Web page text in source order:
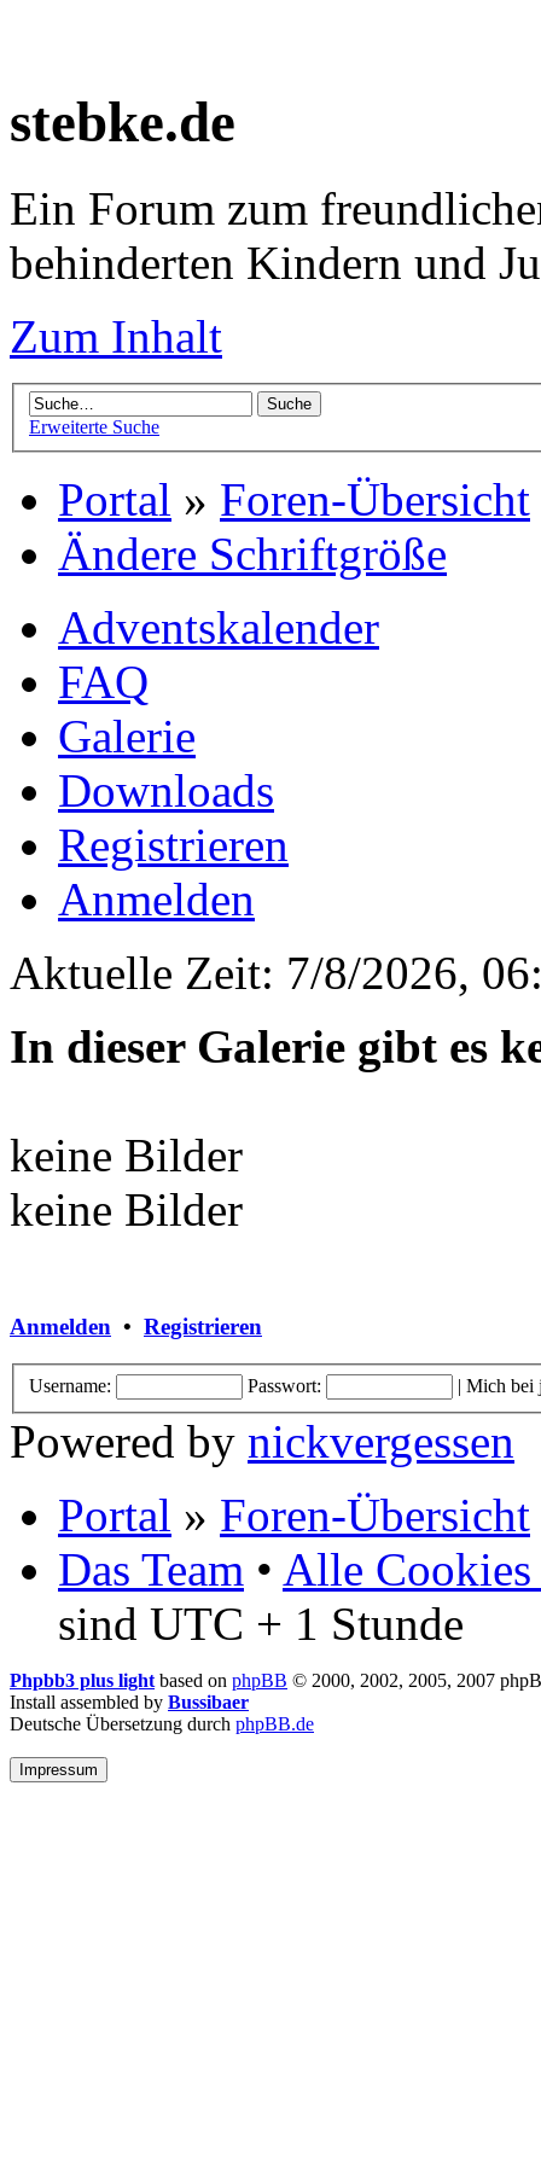
stebke.de
Ein Forum zum
behinderten Kindern und
Zum Inhalt
Erweiterte Suche
Portal » Foren-Übersicht
Ändere Schriftgröße
Adventskalender
FAQ
Galerie
Downloads
Registrieren
Anmelden
Aktuelle Zeit: 7/8/2026,
In dieser Galerie gibt es
keine Bilder
keine Bilder
Anmelden • Registrieren
Username: Passwort: | Mich bei
Powered by nickvergessen
Portal » Foren-Übersicht
Das Team • Alle Cookies
sind UTC + 1 Stunde
Phpbb3 plus light based on phpBB © 2000, 2002, 2005, 2007
Install assembled by Bussibaer
Deutsche Übersetzung durch phpBB.de